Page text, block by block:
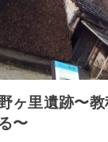
ヶ里遺跡〜
〜